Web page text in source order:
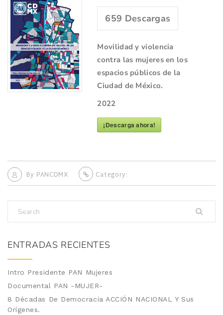
659 Descargas
Movilidad y violencia
contra las mujeres en los
espacios públicos de la
Ciudad de México.
2022
¡Descarga ahora!
By PANCDMX Category:
ENTRADAS RECIENTES
Intro Presidente PAN Mujeres
Documental PAN -MUJER-
8 Décadas De Democracia ACCIÓN NACIONAL Y Sus
Orígenes.